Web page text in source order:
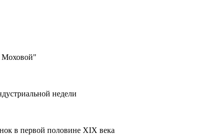
Моховой"
недели
в первой половине XIX века